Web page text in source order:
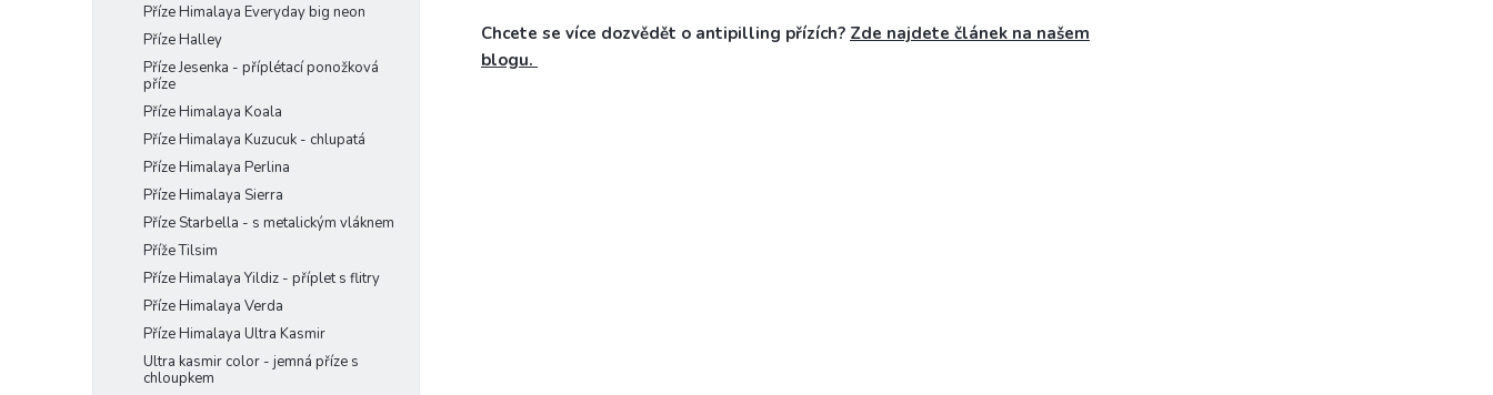
Příze Himalaya Everyday big neon
Příze Halley
Příze Jesenka - příplétací ponožková
příze
Příze Himalaya Koala
Příze Himalaya Kuzucuk - chlupatá
Příze Himalaya Perlina
Příze Himalaya Sierra
Příze Starbella - s metalickým vláknem
Příže Tilsim
Příze Himalaya Yildiz - příplet s flitry
Příze Himalaya Verda
Příze Himalaya Ultra Kasmir
Ultra kasmir color - jemná příze s
chloupkem
Chcete se více dozvědět o antipilling přízích? Zde najdete článek na našem
blogu.